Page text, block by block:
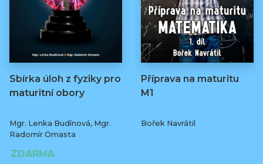
Sbírka úloh z fyziky pro
maturitní obory
Mgr. Lenka Budínová, Mgr.
Radomír Omasta
ZDARMA
Příprava na maturitu
M1
Bořek Navrátil